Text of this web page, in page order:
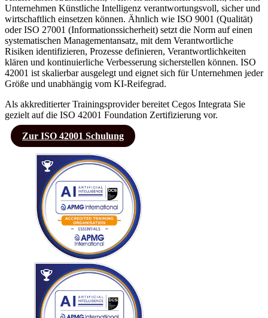
Unternehmen Künstliche Intelligenz verantwortungsvoll, sicher und
wirtschaftlich einsetzen können. Ähnlich wie ISO 9001 (Qualität)
oder ISO 27001 (Informationssicherheit) setzt die Norm auf einen
systematischen Managementansatz, mit dem Verantwortliche
Risiken identifizieren, Prozesse definieren, Verantwortlichkeiten
klären und kontinuierliche Verbesserung sicherstellen können. ISO
42001 ist skalierbar ausgelegt und eignet sich für Unternehmen jeder
Größe und unabhängig vom KI-Reifegrad.
Als akkreditierter Trainingsprovider bereitet Cegos Integrata Sie
gezielt auf die ISO 42001 Foundation Zertifizierung vor.
Zur ISO 42001 Schulung